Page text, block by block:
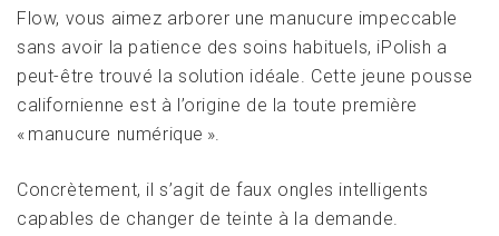
Flow, vous aimez arborer une manucure impeccable
sans avoir la patience des soins habituels, iPolish a
peut-être trouvé la solution idéale. Cette jeune pousse
californienne est à l’origine de la toute première
« manucure numérique ».
Concrètement, il s’agit de faux ongles intelligents
capables de changer de teinte à la demande.